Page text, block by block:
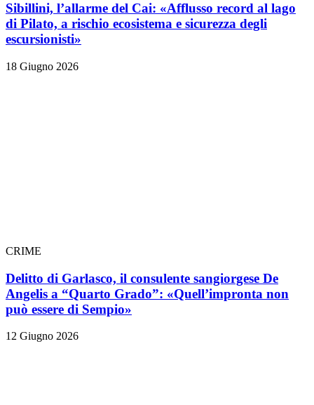
Sibillini, l’allarme del Cai: «Afflusso record al lago
di Pilato, a rischio ecosistema e sicurezza degli
escursionisti»
18 Giugno 2026
CRIME
Delitto di Garlasco, il consulente sangiorgese De
Angelis a “Quarto Grado”: «Quell’impronta non
può essere di Sempio»
12 Giugno 2026